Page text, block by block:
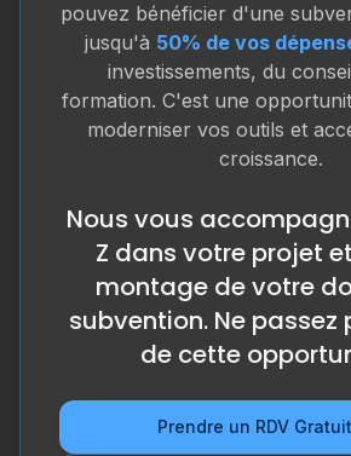
pouvez bénéficier d'une
jusqu'à 50% de vos
investissements, du
formation. C'est une
moderniser vos outils et
croissance.
Nous vous
Z dans votre projet
montage de votre
subvention. Ne passez
de cette
Prendre un RDV Gratuit